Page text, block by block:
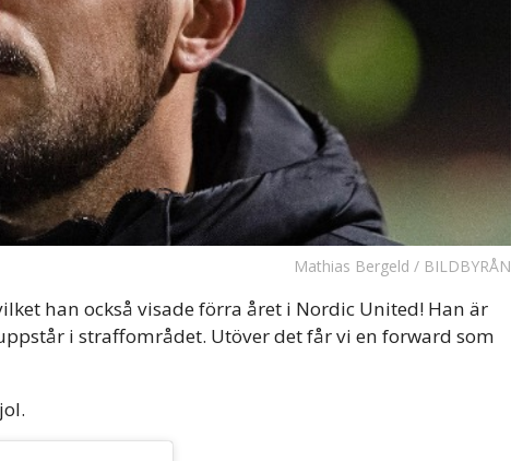
Mathias Bergeld / BILDBYRÅN
han också visade förra året i Nordic United! Han är
i straffområdet. Utöver det får vi en forward som